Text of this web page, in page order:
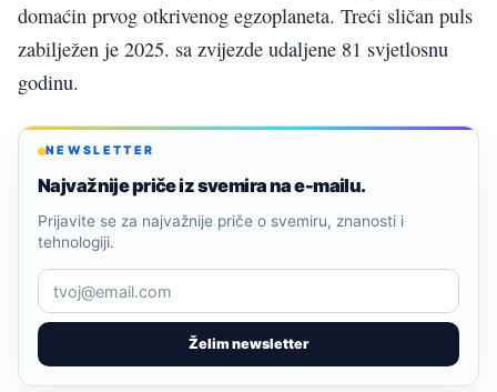
domaćin prvog otkrivenog egzoplaneta. Treći sličan puls
zabilježen je 2025. sa zvijezde udaljene 81 svjetlosnu
godinu.
NEWSLETTER
Najvažnije priče iz svemira na e-mailu.
Želim newsletter
Prijavite se za najvažnije priče o svemiru, znanosti i
tehnologiji.